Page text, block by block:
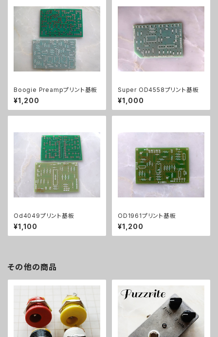
Boogie Preampプリント基板
¥1,200
Super OD4558プリント基板
¥1,000
Od4049プリント基板
¥1,100
OD1961プリント基板
¥1,200
その他の商品